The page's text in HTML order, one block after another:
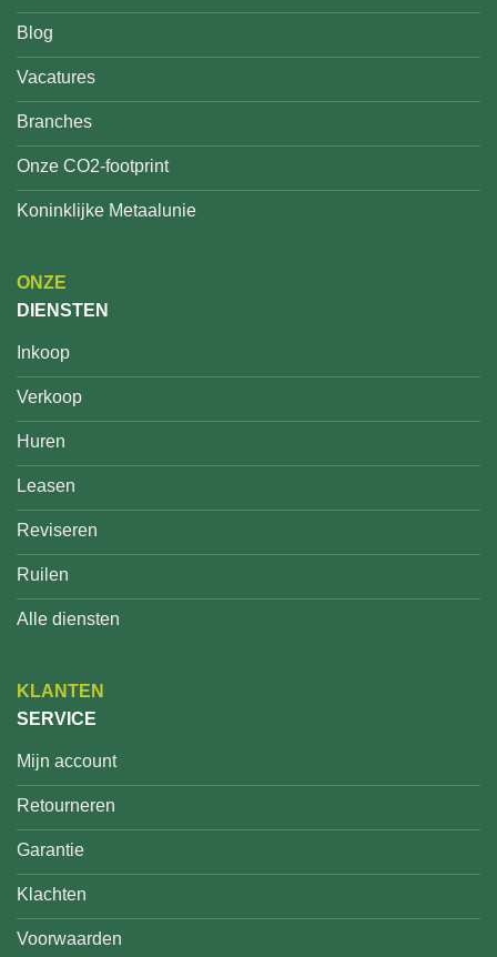
Blog
Vacatures
Branches
Onze CO2-footprint
Koninklijke Metaalunie
ONZE
DIENSTEN
Inkoop
Verkoop
Huren
Leasen
Reviseren
Ruilen
Alle diensten
KLANTEN
SERVICE
Mijn account
Retourneren
Garantie
Klachten
Voorwaarden